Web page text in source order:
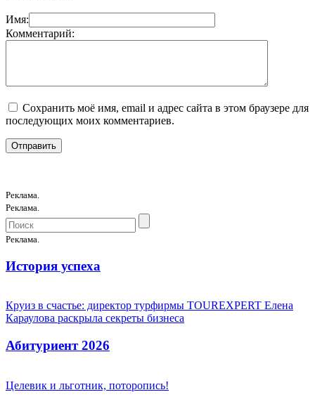
Имя:
Комментарий:
Сохранить моё имя, email и адрес сайта в этом браузере для
последующих моих комментариев.
Реклама.
Реклама.
Реклама.
История успеха
Круиз в счастье: директор турфирмы TOUREXPERT Елена
Караулова раскрыла секреты бизнеса
Абитуриент 2026
Целевик и льготник, поторопись!